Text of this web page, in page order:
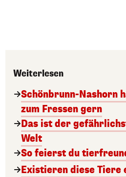
Weiterlesen
Schönbrunn-Nashorn
zum Fressen gern
Das ist der
Welt
So feierst du
Existieren diese Tiere